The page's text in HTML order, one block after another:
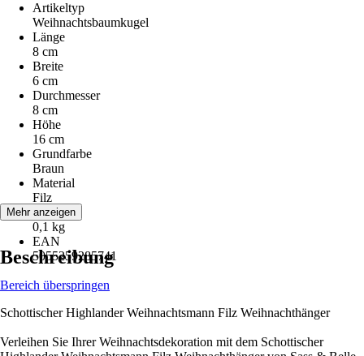
Artikeltyp
Weihnachtsbaumkugel
Länge
8 cm
Breite
6 cm
Durchmesser
8 cm
Höhe
16 cm
Grundfarbe
Braun
Material
Filz
Gewicht
0,1 kg
EAN
5055259285741
Mehr anzeigen
Beschreibung
Bereich überspringen
Schottischer Highlander Weihnachtsmann Filz Weihnachthänger
Verleihen Sie Ihrer Weihnachtsdekoration mit dem Schottischer